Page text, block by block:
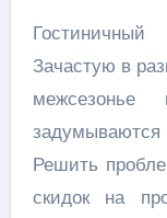
Зачастую в
межсезонье
Решить
скидок на